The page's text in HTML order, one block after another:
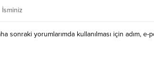
sonraki yorumlarımda kullanılması için adım,